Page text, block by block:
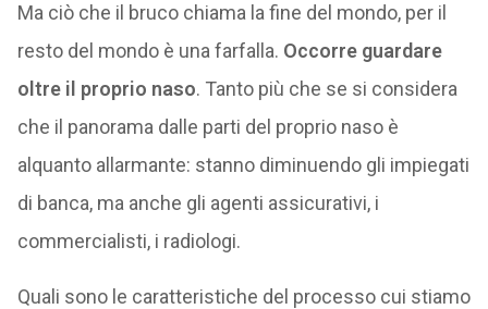
Ma ciò che il bruco chiama la fine del mondo, per il
resto del mondo è una farfalla. Occorre guardare
oltre il proprio naso. Tanto più che se si considera
che il panorama dalle parti del proprio naso è
alquanto allarmante: stanno diminuendo gli impiegati
di banca, ma anche gli agenti assicurativi, i
commercialisti, i radiologi.
Quali sono le caratteristiche del processo cui stiamo